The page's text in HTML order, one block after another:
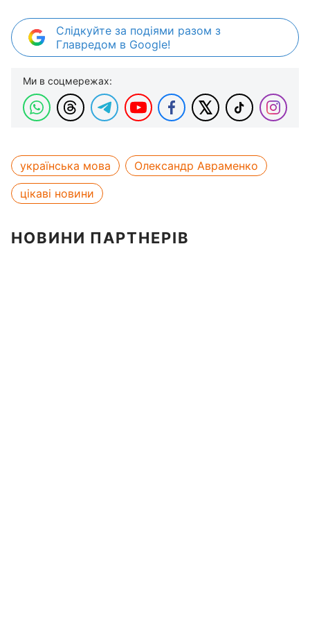
Слідкуйте за подіями разом з
Главредом в Google!
Ми в соцмережах:
українська мова
Олександр Авраменко
цікаві новини
НОВИНИ ПАРТНЕРІВ